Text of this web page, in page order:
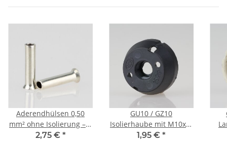
Aderendhülsen 0,50
mm² ohne Isolierung – 6
mm Länge – galvanisch
2,75 € *
GU10 / GZ10
Isolierhaube mit M10x1-
Befestigungsgewinde –
1,95 € *